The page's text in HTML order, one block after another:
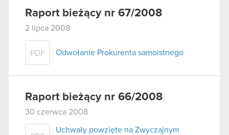
Raport bieżący nr 67/2008
2 lipca 2008
PDF Odwołanie Prokurenta samoistnego
Raport bieżący nr 66/2008
30 czerwca 2008
Uchwały powzięte na Zwyczajnym